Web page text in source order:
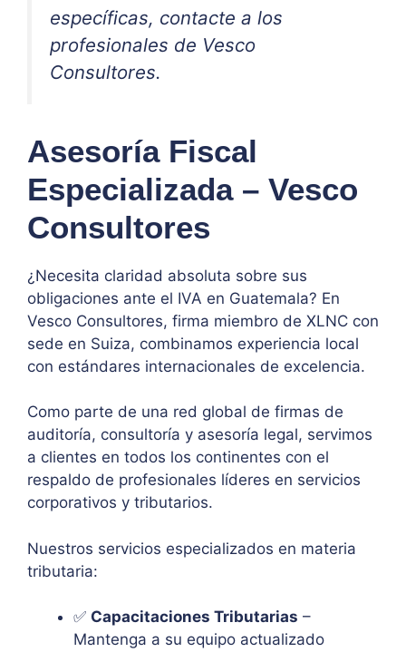
específicas, contacte a los
profesionales de Vesco
Consultores.
Asesoría Fiscal
Especializada – Vesco
Consultores
¿Necesita claridad absoluta sobre sus
obligaciones ante el IVA en Guatemala? En
Vesco Consultores, firma miembro de XLNC con
sede en Suiza, combinamos experiencia local
con estándares internacionales de excelencia.
Como parte de una red global de firmas de
auditoría, consultoría y asesoría legal, servimos
a clientes en todos los continentes con el
respaldo de profesionales líderes en servicios
corporativos y tributarios.
Nuestros servicios especializados en materia
tributaria:
✅ Capacitaciones Tributarias –
Mantenga a su equipo actualizado